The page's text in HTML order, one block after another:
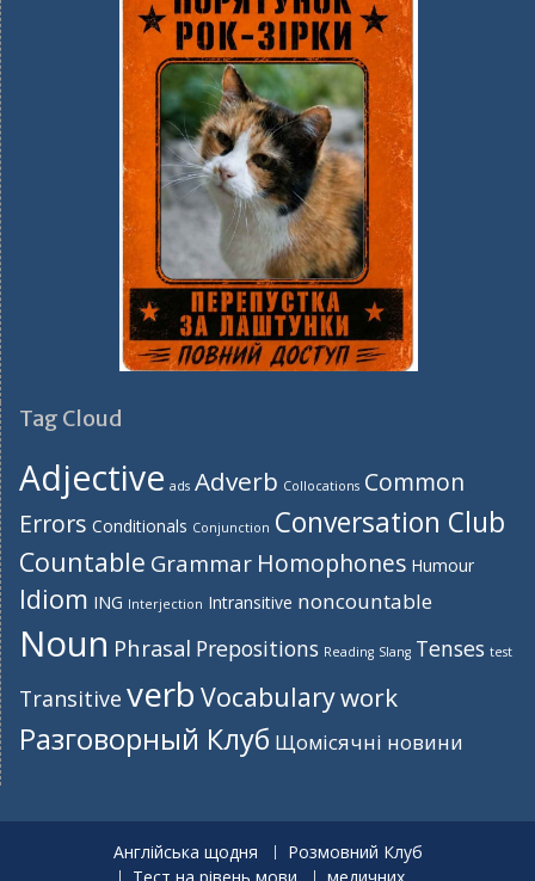
Tag Cloud
Adjective ads Adverb Collocations Common
Errors Conditionals Conjunction Conversation Club
Countable Grammar Homophones Humour
Idiom ING Interjection Intransitive noncountable
Noun Phrasal Prepositions Reading Slang Tenses test
Transitive verb Vocabularywork
Разговорный Клуб Щомісячні новини
Англійська щодня
Розмовний Клуб